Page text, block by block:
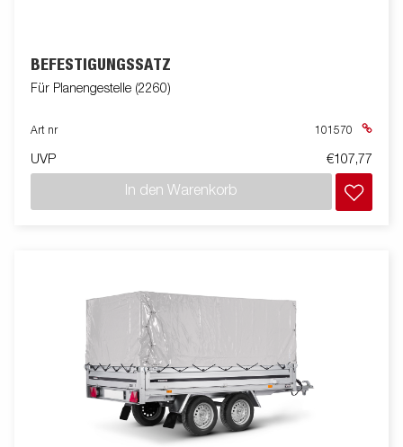
BEFESTIGUNGSSATZ
Für Planengestelle (2260)
Art nr 101570
UVP €107,77
In den Warenkorb